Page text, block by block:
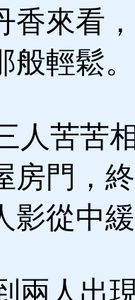
香來看
輕鬆。
苦苦
房門，
影從中
人出